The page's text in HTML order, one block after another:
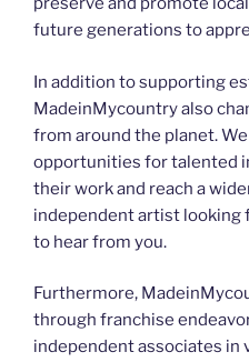
future generations to
In addition to supporting
MadeinMycountry also
from around the planet.
opportunities for talented
their work and reach a
independent artist looking
to hear from you.
Furthermore,
through franchise
independent associates in